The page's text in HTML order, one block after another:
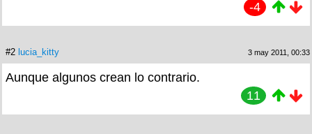
-4
#2 lucia_kitty 3 may 2011, 00:33
Aunque algunos crean lo contrario.
11